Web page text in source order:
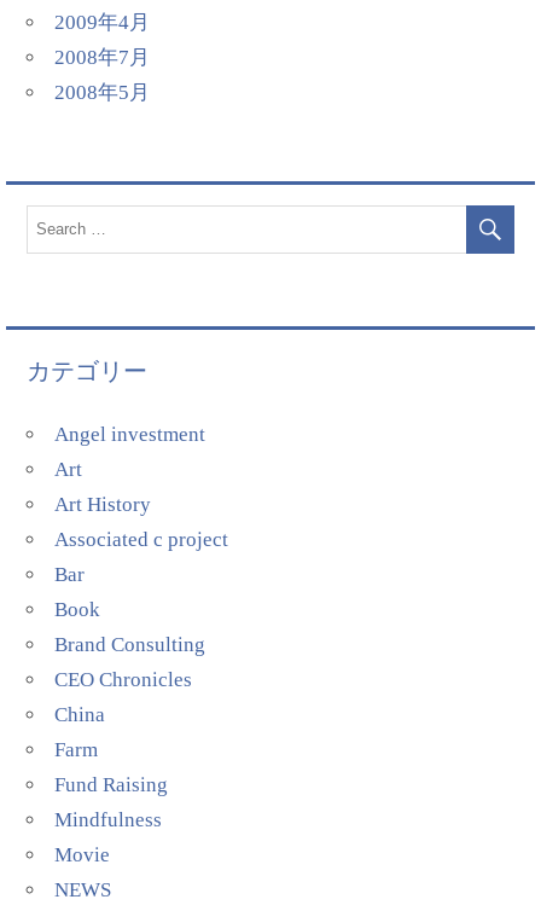
2009年4月
2008年7月
2008年5月
カテゴリー
Angel investment
Art
Art History
Associated c project
Bar
Book
Brand Consulting
CEO Chronicles
China
Farm
Fund Raising
Mindfulness
Movie
NEWS